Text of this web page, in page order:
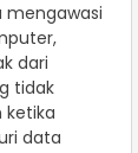
dari
tidak
data